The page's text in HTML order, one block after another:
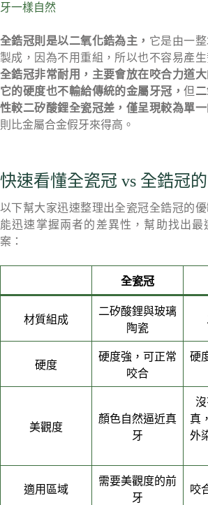
牙一樣自然
全鋯冠則是以二氧化鋯為主， 它是由一
製成，因為不用重組，所以也不容易產生
全鋯冠非常耐用，主要會放在咬合力道大
它的硬度也不輸給傳統的金屬牙冠，但
性較二矽酸鋰全瓷冠差，僅呈現較為單一
則比金屬合金假牙來得高。
快速看懂全瓷冠 vs 全鋯冠的
以下幫大家迅速整理出全瓷冠全鋯冠的
能迅速掌握兩者的差異性，幫助找出最
案：
全瓷冠
材質組成
二矽酸鋰與玻璃
陶瓷
硬度
硬度強，可正常
咬合
硬
美觀度
顏色自然逼近真
牙
真
外
適用區域
需要美觀度的前
牙
咬